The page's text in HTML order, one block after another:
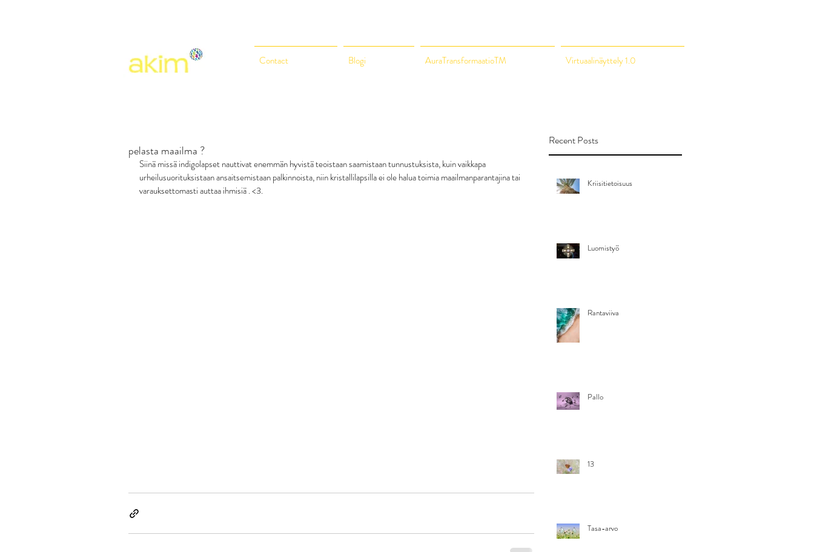
Contact Blogi AuraTransformaatioTM Virtuaalinäyttely 1.0
pelasta maailma ?
Siinä missä indigolapset nauttivat enemmän hyvistä teoistaan saamistaan tunnustuksista, kuin vaikkapa
urheilusuorituksistaan ansaitsemistaan palkinnoista, niin kristallilapsilla ei ole halua toimia maailmanparantajina tai
varauksettomasti auttaa ihmisiä . <3.
Recent Posts
Kriisitietoisuus
Luomistyö
Rantaviiva
Pallo
13
Tasa-arvo